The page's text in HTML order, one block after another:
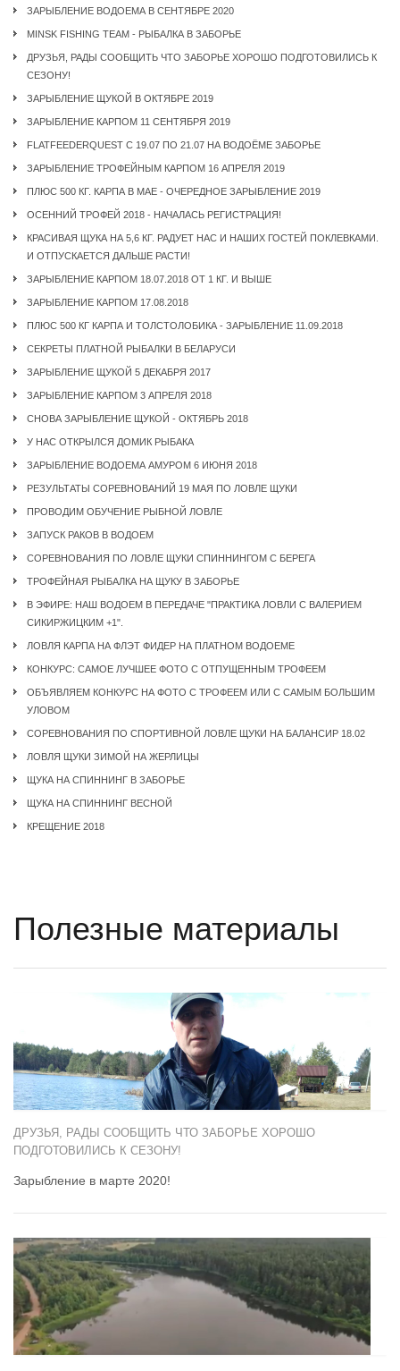
ЗАРЫБЛЕНИЕ ВОДОЕМА В СЕНТЯБРЕ 2020
MINSK FISHING TEAM - РЫБАЛКА В ЗАБОРЬЕ
ДРУЗЬЯ, РАДЫ СООБЩИТЬ ЧТО ЗАБОРЬЕ ХОРОШО ПОДГОТОВИЛИСЬ К
СЕЗОНУ!
ЗАРЫБЛЕНИЕ ЩУКОЙ В ОКТЯБРЕ 2019
ЗАРЫБЛЕНИЕ КАРПОМ 11 СЕНТЯБРЯ 2019
FLATFEEDERQUEST C 19.07 ПО 21.07 НА ВОДОЁМЕ ЗАБОРЬЕ
ЗАРЫБЛЕНИЕ ТРОФЕЙНЫМ КАРПОМ 16 АПРЕЛЯ 2019
ПЛЮС 500 КГ. КАРПА В МАЕ - ОЧЕРЕДНОЕ ЗАРЫБЛЕНИЕ 2019
ОСЕННИЙ ТРОФЕЙ 2018 - НАЧАЛАСЬ РЕГИСТРАЦИЯ!
КРАСИВАЯ ЩУКА НА 5,6 КГ. РАДУЕТ НАС И НАШИХ ГОСТЕЙ ПОКЛЕВКАМИ.
И ОТПУСКАЕТСЯ ДАЛЬШЕ РАСТИ!
ЗАРЫБЛЕНИЕ КАРПОМ 18.07.2018 ОТ 1 КГ. И ВЫШЕ
ЗАРЫБЛЕНИЕ КАРПОМ 17.08.2018
ПЛЮС 500 КГ КАРПА И ТОЛСТОЛОБИКА - ЗАРЫБЛЕНИЕ 11.09.2018
СЕКРЕТЫ ПЛАТНОЙ РЫБАЛКИ В БЕЛАРУСИ
ЗАРЫБЛЕНИЕ ЩУКОЙ 5 ДЕКАБРЯ 2017
ЗАРЫБЛЕНИЕ КАРПОМ 3 АПРЕЛЯ 2018
СНОВА ЗАРЫБЛЕНИЕ ЩУКОЙ - ОКТЯБРЬ 2018
У НАС ОТКРЫЛСЯ ДОМИК РЫБАКА
ЗАРЫБЛЕНИЕ ВОДОЕМА АМУРОМ 6 ИЮНЯ 2018
РЕЗУЛЬТАТЫ СОРЕВНОВАНИЙ 19 МАЯ ПО ЛОВЛЕ ЩУКИ
ПРОВОДИМ ОБУЧЕНИЕ РЫБНОЙ ЛОВЛЕ
ЗАПУСК РАКОВ В ВОДОЕМ
СОРЕВНОВАНИЯ ПО ЛОВЛЕ ЩУКИ СПИННИНГОМ С БЕРЕГА
ТРОФЕЙНАЯ РЫБАЛКА НА ЩУКУ В ЗАБОРЬЕ
В ЭФИРЕ: НАШ ВОДОЕМ В ПЕРЕДАЧЕ "ПРАКТИКА ЛОВЛИ С ВАЛЕРИЕМ
СИКИРЖИЦКИМ +1".
ЛОВЛЯ КАРПА НА ФЛЭТ ФИДЕР НА ПЛАТНОМ ВОДОЕМЕ
КОНКУРС: САМОЕ ЛУЧШЕЕ ФОТО С ОТПУЩЕННЫМ ТРОФЕЕМ
ОБЪЯВЛЯЕМ КОНКУРС НА ФОТО С ТРОФЕЕМ ИЛИ С САМЫМ БОЛЬШИМ
УЛОВОМ
CОРЕВНОВАНИЯ ПО СПОРТИВНОЙ ЛОВЛЕ ЩУКИ НА БАЛАНСИР 18.02
ЛОВЛЯ ЩУКИ ЗИМОЙ НА ЖЕРЛИЦЫ
ЩУКА НА СПИННИНГ В ЗАБОРЬЕ
ЩУКА НА СПИННИНГ ВЕСНОЙ
КРЕЩЕНИЕ 2018
Полезные материалы
ДРУЗЬЯ, РАДЫ СООБЩИТЬ ЧТО ЗАБОРЬЕ ХОРОШО
ПОДГОТОВИЛИСЬ К СЕЗОНУ!
Зарыбление в марте 2020!